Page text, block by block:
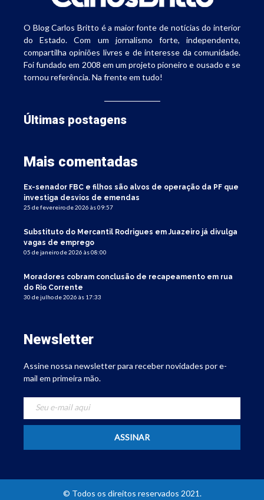
O Blog Carlos Britto é a maior fonte de notícias do interior
do Estado. Com um jornalismo forte, independente,
compartilha opiniões livres e de interesse da comunidade.
Foi fundado em 2008 em um projeto pioneiro e ousado e se
tornou referência. Na frente em tudo!
Últimas postagens
Mais comentadas
Ex-senador FBC e filhos são alvos de operação da PF que
investiga desvios de emendas
25 de fevereiro de 2026 às 09:57
Substituto do Mercantil Rodrigues em Juazeiro já divulga
vagas de emprego
05 de janeiro de 2026 às 08:00
Moradores cobram conclusão de recapeamento em rua
do Rio Corrente
30 de julho de 2026 às 17:33
Newsletter
Assine nossa newsletter para receber novidades por e-
mail em primeira mão.
© Todos os direitos reservados 2021.